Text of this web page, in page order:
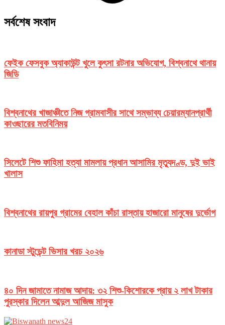
সর্বশেষ সংবাদ
ফেইক ফেসবুক অ্যাকাউন্ট খুলে কুৎসা রটনার অভিযোগ, বিশ্বনাথে থানায়
জিডি
বিশ্বনাথের খাজাঞ্চীতে নিজ গ্রামবাসীর সাথে সম্ভাব্য চেয়ারম্যানপ্রার্থী
কাওছারের মতবিনিময়
সিলেটে শিশু ফাহিমা হত্যা মামলায় প্রধান আসামির মৃত্যুদণ্ড, দুই ভাই
খালাস
বিশ্বনাথের রায়পুর গ্রামের বেহাল কাঁচা রাস্তায় হাজারো মানুষের দুর্ভোগ
কানাডা স্টুডেন্ট ভিসার খরচ ২০২৬
৪০ দিন জামাতে নামাজ আদায়: ৩২ শিশু-কিশোরকে প্রায় ২ লাখ টাকার
পুরস্কার দিলেন আব্দুল আজিজ মাসুক